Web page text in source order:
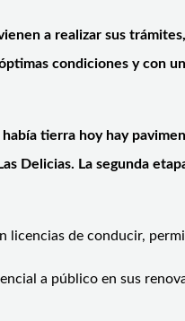
a realizar sus
condiciones y con
tierra hoy hay
Delicias. La segunda
de conducir,
a público en sus